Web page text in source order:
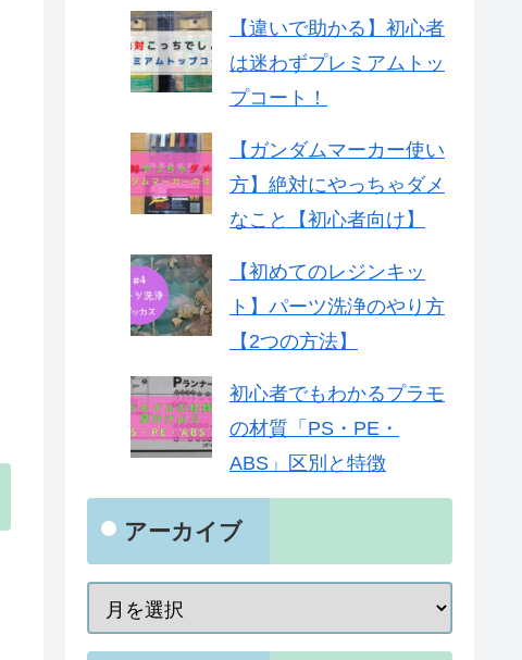
【違いで助かる】初心者
は迷わずプレミアムトッ
プコート！
【ガンダムマーカー使い
方】絶対にやっちゃダメ
なこと【初心者向け】
【初めてのレジンキッ
ト】パーツ洗浄のやり方
【2つの方法】
初心者でもわかるプラモ
の材質「PS・PE・
ABS」区別と特徴
アーカイブ